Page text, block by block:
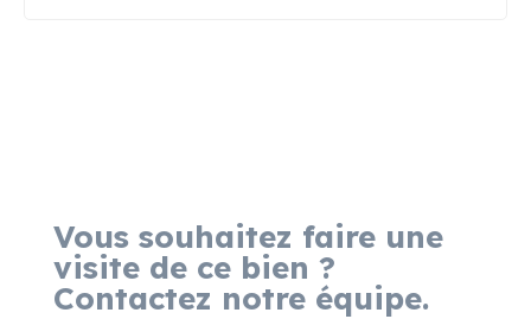
Vous souhaitez faire une
visite de ce bien ?
Contactez notre équipe.